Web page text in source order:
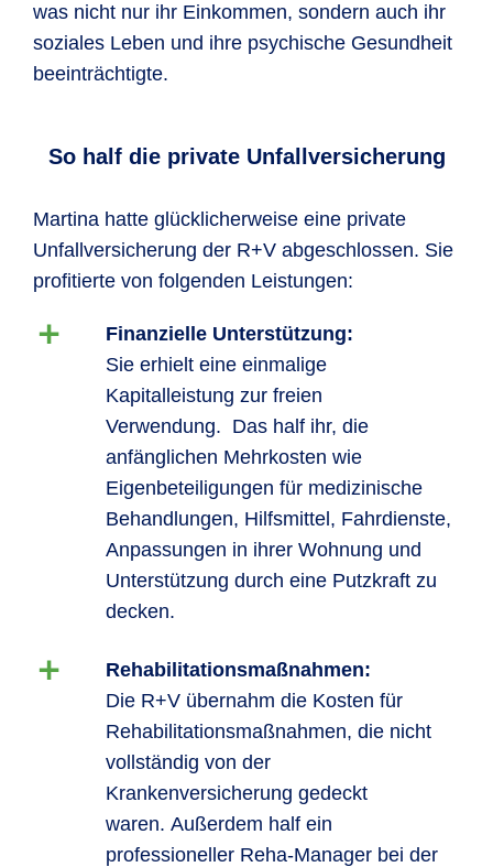
was nicht nur ihr Einkommen, sondern auch ihr
soziales Leben und ihre psychische Gesundheit
beeinträchtigte.
So half die private Unfallversicherung
Martina hatte glücklicherweise eine private
Unfallversicherung der R+V abgeschlossen. Sie
profitierte von folgenden Leistungen:
Finanzielle Unterstützung:
Sie erhielt eine einmalige
Kapitalleistung zur freien
Verwendung. Das half ihr, die
anfänglichen Mehrkosten wie
Eigenbeteiligungen für medizinische
Behandlungen, Hilfsmittel, Fahrdienste,
Anpassungen in ihrer Wohnung und
Unterstützung durch eine Putzkraft zu
decken.
Rehabilitationsmaßnahmen:
Die R+V übernahm die Kosten für
Rehabilitationsmaßnahmen, die nicht
vollständig von der
Krankenversicherung gedeckt
waren. Außerdem half ein
professioneller Reha-Manager bei der